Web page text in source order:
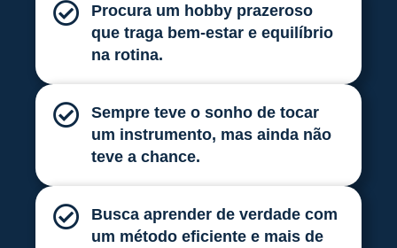
Procura um hobby prazeroso
que traga bem-estar e equilíbrio
na rotina.
Sempre teve o sonho de tocar
um instrumento, mas ainda não
teve a chance.
Busca aprender de verdade com
um método eficiente e mais de